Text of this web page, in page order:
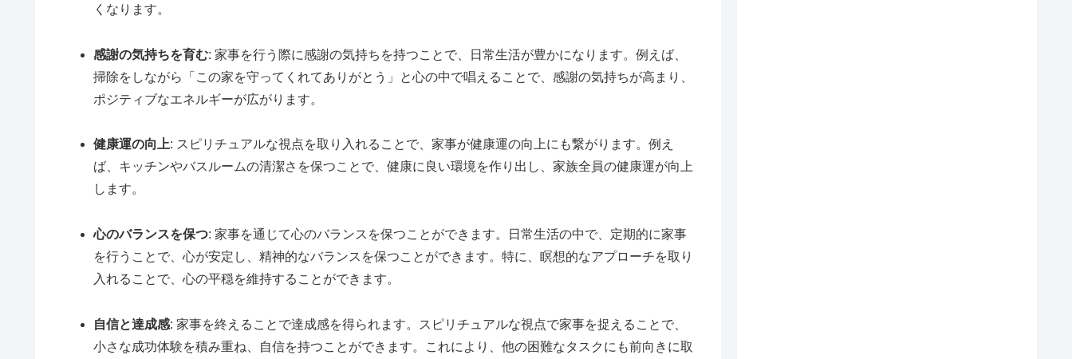
くなります。
感謝の気持ちを育む: 家事を行う際に感謝の気持ちを持つことで、日常生活が豊かになります。例えば、
掃除をしながら「この家を守ってくれてありがとう」と心の中で唱えることで、感謝の気持ちが高まり、
ポジティブなエネルギーが広がります。
健康運の向上: スピリチュアルな視点を取り入れることで、家事が健康運の向上にも繋がります。例え
ば、キッチンやバスルームの清潔さを保つことで、健康に良い環境を作り出し、家族全員の健康運が向上
します。
心のバランスを保つ: 家事を通じて心のバランスを保つことができます。日常生活の中で、定期的に家事
を行うことで、心が安定し、精神的なバランスを保つことができます。特に、瞑想的なアプローチを取り
入れることで、心の平穏を維持することができます。
自信と達成感: 家事を終えることで達成感を得られます。スピリチュアルな視点で家事を捉えることで、
小さな成功体験を積み重ね、自信を持つことができます。これにより、他の困難なタスクにも前向きに取